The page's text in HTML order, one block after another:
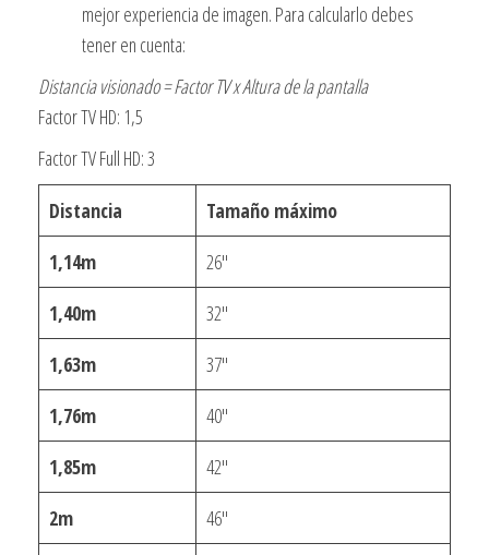
mejor experiencia de imagen. Para calcularlo debes
tener en cuenta:
Distancia visionado = Factor TV x Altura de la pantalla
Factor TV HD: 1,5
Factor TV Full HD: 3
Distancia
Tamaño máximo
1,14m
26″
1,40m
32″
1,63m
37″
1,76m
40″
1,85m
42″
2m
46″